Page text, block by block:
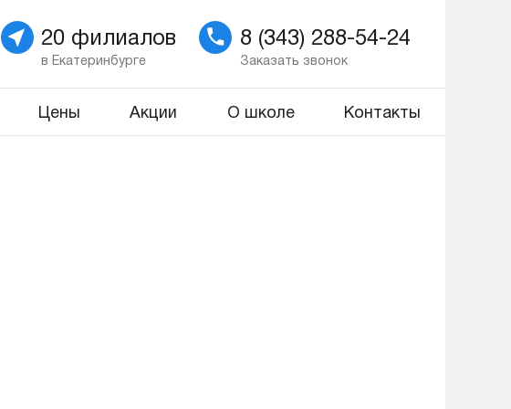
20 филиалов
в Екатеринбурге
8 (343) 288-54-24
Заказать звонок
Цены Акции О школе Контакты